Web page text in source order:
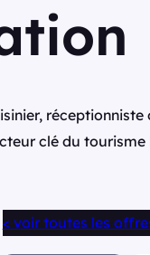
clé du
< voir toutes les